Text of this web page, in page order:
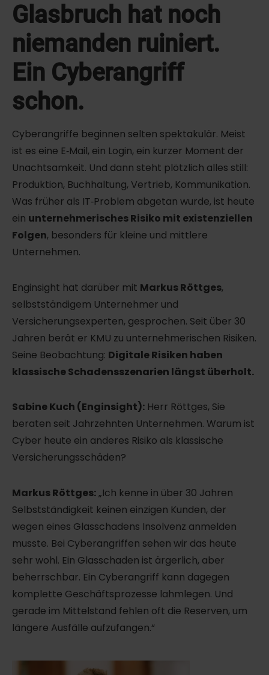
Glasbruch hat noch
niemanden ruiniert.
Ein Cyberangriff
schon.
Cyberangriffe beginnen selten spektakulär. Meist
ist es eine E‑Mail, ein Login, ein kurzer Moment der
Unachtsamkeit. Und dann steht plötzlich alles still:
Produktion, Buchhaltung, Vertrieb, Kommunikation.
Was früher als IT‑Problem abgetan wurde, ist heute
ein unternehmerisches Risiko mit existenziellen
Folgen, besonders für kleine und mittlere
Unternehmen.
Enginsight hat darüber mit Markus Röttges,
selbstständigem Unternehmer und
Versicherungsexperten, gesprochen. Seit über 30
Jahren berät er KMU zu unternehmerischen Risiken.
Seine Beobachtung: Digitale Risiken haben
klassische Schadensszenarien längst überholt.
Sabine Kuch (Enginsight): Herr Röttges, Sie
beraten seit Jahrzehnten Unternehmen. Warum ist
Cyber heute ein anderes Risiko als klassische
Versicherungsschäden?
Markus Röttges: „Ich kenne in über 30 Jahren
Selbstständigkeit keinen einzigen Kunden, der
wegen eines Glasschadens Insolvenz anmelden
musste. Bei Cyberangriffen sehen wir das heute
sehr wohl. Ein Glasschaden ist ärgerlich, aber
beherrschbar. Ein Cyberangriff kann dagegen
komplette Geschäftsprozesse lahmlegen. Und
gerade im Mittelstand fehlen oft die Reserven, um
längere Ausfälle aufzufangen.“